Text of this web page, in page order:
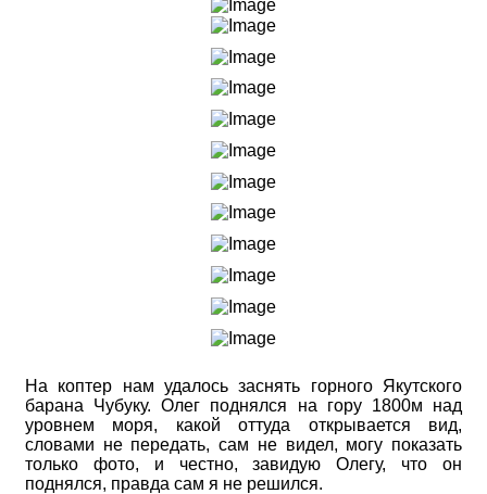
На коптер нам удалось заснять горного Якутского
барана Чубуку. Олег поднялся на гору 1800м над
уровнем моря, какой оттуда открывается вид,
словами не передать, сам не видел, могу показать
только фото, и честно, завидую Олегу, что он
поднялся, правда сам я не решился.